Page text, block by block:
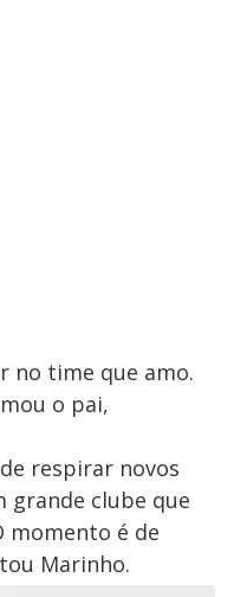
no time que amo.
o pai,
respirar novos
grande clube que
é de
Marinho.